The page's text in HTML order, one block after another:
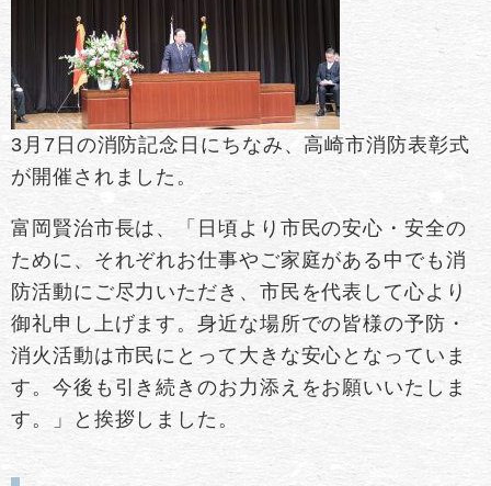
3月7日の消防記念日にちなみ、高崎市消防表彰式
が開催されました。
富岡賢治市長は、「日頃より市民の安心・安全の
ために、それぞれお仕事やご家庭がある中でも消
防活動にご尽力いただき、市民を代表して心より
御礼申し上げます。身近な場所での皆様の予防・
消火活動は市民にとって大きな安心となっていま
す。今後も引き続きのお力添えをお願いいたしま
す。」と挨拶しました。